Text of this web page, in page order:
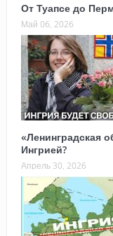
От Туапсе до
Май 06, 2026
«Ленинградская
Ингрией?
Апрель 30, 2026